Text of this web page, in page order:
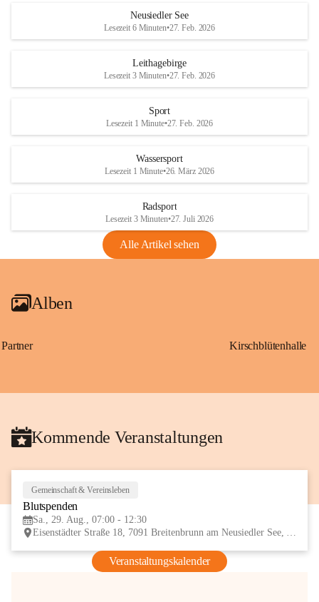
S
und den daraus folgenden wirtschaftlichen
Maßnahmen zur Bekämpfung
Rebe und der Amerikanischen
Anhang VBl. EU Nr. 18
1 Seite•1,4 MB
VBl. EU Nr. 18_2026
r
S
Neusiedler See
Lesezeit 6 Minuten•27. Feb. 2026
Leithagebirge
Lesezeit 3 Minuten•27. Feb. 2026
Sport
Lesezeit 1 Minute•27. Feb. 2026
Wassersport
Lesezeit 1 Minute•26. März 2026
Radsport
Lesezeit 3 Minuten•27. Juli 2026
Alle Artikel sehen
Alben
Partner Kirschblütenhalle
Kommende Veranstaltungen
Gemeinschaft & Vereinsleben
Blutspenden
Sa., 29. Aug., 07:00 - 12:30
Eisenstädter Straße 18, 7091 Breitenbrunn am Neusiedler See, AUT
Veranstaltungskalender